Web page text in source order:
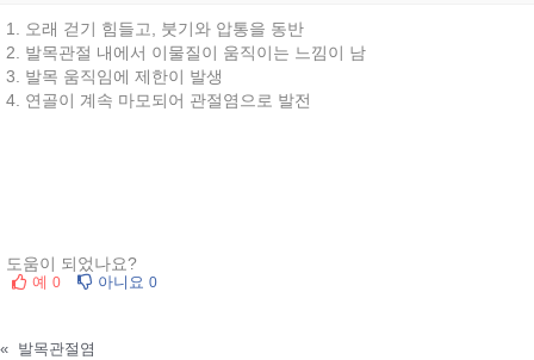
1. 오래 걷기 힘들고, 붓기와 압통을 동반
2. 발목관절 내에서 이물질이 움직이는 느낌이 남
3. 발목 움직임에 제한이 발생
4. 연골이 계속 마모되어 관절염으로 발전
도움이 되었나요?
예 0 아니요 0
« 발목관절염